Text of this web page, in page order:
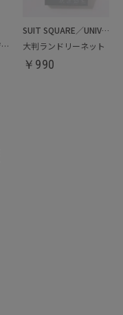
MISTER MINIT／レザーインソール
SUIT SQUARE／UNIVERSAL LANGUAGE／WHITE
大判ランドリーネット
￥ 990